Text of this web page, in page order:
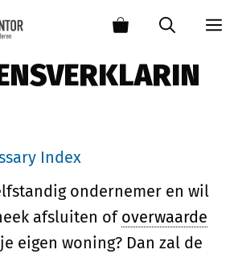
Index
ondernemer en wil
afsluiten of overwaarde
eigen woning? Dan zal de